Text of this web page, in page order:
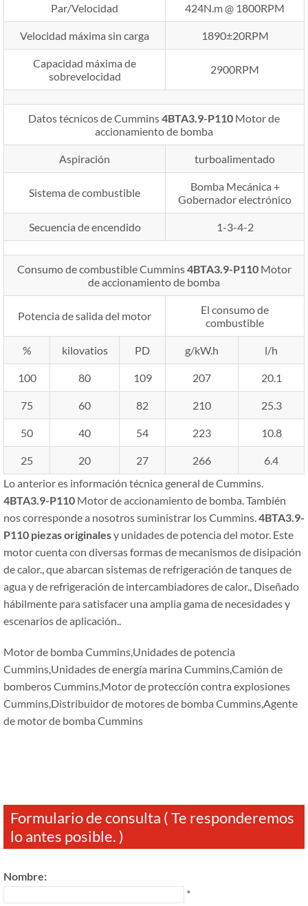
Par/Velocidad 424N.m @ 1800RPM
Velocidad máxima sin carga 1890±20RPM
Capacidad máxima de
sobrevelocidad
2900RPM
Datos técnicos de Cummins4BTA3.9-P110 Motor de
accionamiento de bomba
Aspiración turboalimentado
Sistema de combustible
Bomba Mecánica +
Gobernador electrónico
Secuencia de encendido 1-3-4-2
Consumo de combustible Cummins4BTA3.9-P110 Motor
de accionamiento de bomba
Potencia de salida del motor
El consumo de
combustible
% kilovatios PD g/kW.h l/h
100 80 109 207 20.1
75 60 82 210 25.3
50 40 54 223 10.8
25 20 27 266
6.4
Lo anterior es información técnica general de Cummins.
4BTA3.9-P110 Motor de accionamiento de bomba. También
nos corresponde a nosotros suministrar los Cummins. 4BTA3.9-
P110 piezas originalesy unidades de potencia del motor. Este
motor cuenta con diversas formas de mecanismos de disipación
de calor., que abarcan sistemas de refrigeración de tanques de
agua y de refrigeración de intercambiadores de calor., Diseñado
hábilmente para satisfacer una amplia gama de necesidades y
escenarios de aplicación..
Motor de bomba Cummins,Unidades de potencia
Cummins,Unidades de energía marina Cummins,Camión de
bomberos Cummins,Motor de protección contra explosiones
Cummins,Distribuidor de motores de bomba Cummins,Agente
de motor de bomba Cummins
Formulario de consulta ( Te responderemos
lo antes posible. )
Nombre:
*